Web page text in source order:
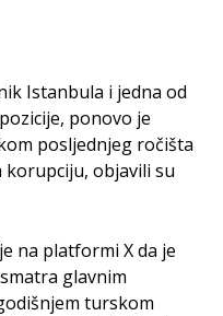
Istanbula i jedna od
ponovo je
posljednjeg ročišta
korupciju, objavili su
na platformi X da je
glavnim
turskom